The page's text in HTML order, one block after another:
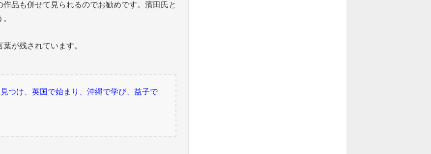
品も併せて見られるのでお勧めです。濱田氏と
が残されています。
つけ、英国で始まり、沖縄で学び、益子で